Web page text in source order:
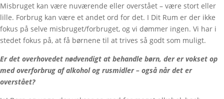
Misbruget kan være nuværende eller overstået – være stort eller
lille. Forbrug kan være et andet ord for det. I Dit Rum er der ikke
fokus på selve misbruget/forbruget, og vi dømmer ingen. Vi har i
stedet fokus på, at få børnene til at trives så godt som muligt.
Er det overhovedet nødvendigt at behandle børn, der er vokset op
med overforbrug af alkohol og rusmidler – også når det er
overstået?